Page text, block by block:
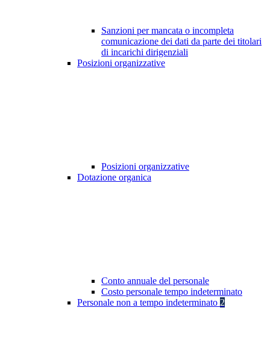
Sanzioni per mancata o incompleta
comunicazione dei dati da parte dei titolari
di incarichi dirigenziali
Posizioni organizzative
Posizioni organizzative
Dotazione organica
Conto annuale del personale
Costo personale tempo indeterminato
Personale non a tempo indeterminato 2